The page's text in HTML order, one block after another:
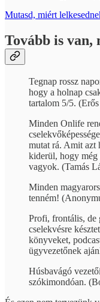
Mutasd, miért
Tovább is van,
Tegnap rossz
hogy a holnap
tartalom 5/5.
Minden Onlife
mutat rá. Amit azt
kiderül, hogy még
vagyok. (Tamás
Minden
tenném!
Profi, frontális, de
cselekvésre
könyveket,
ügyvezetőnek
Húsbavágó
szókimondóan.